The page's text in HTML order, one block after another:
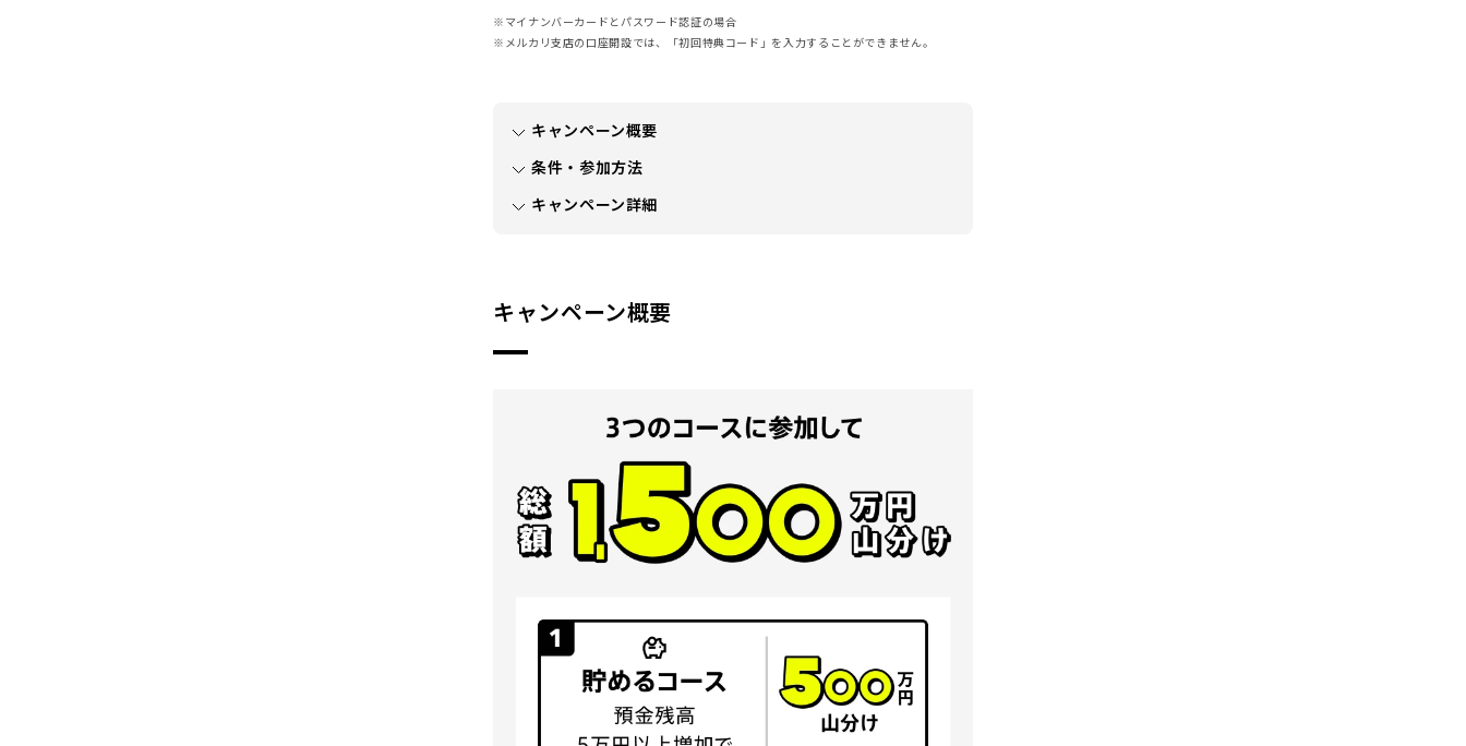
マイナンバーカードとパスワード認証の場合
メルカリ支店の口座開設では、「初回特典コード」を入力することができません。
キャンペーン概要
条件・参加方法
キャンペーン詳細
キャンペーン概要